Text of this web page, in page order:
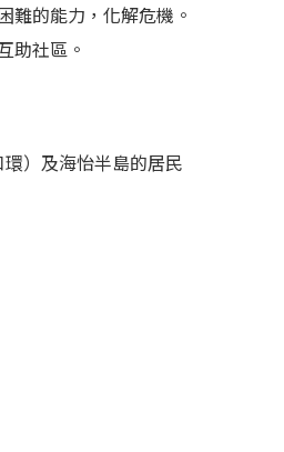
難的能力，化解危機。
助社區。
）及海怡半島的居民